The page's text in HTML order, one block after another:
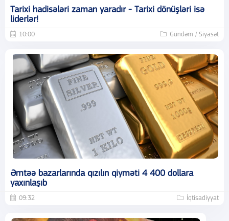
Tarixi hadisələri zaman yaradır - Tarixi dönüşləri isə
liderlər!
10:00 Gündəm / Siyasət
Əmtəə bazarlarında qızılın qiyməti 4 400 dollara
yaxınlaşıb
09:32 İqtisadiyyat